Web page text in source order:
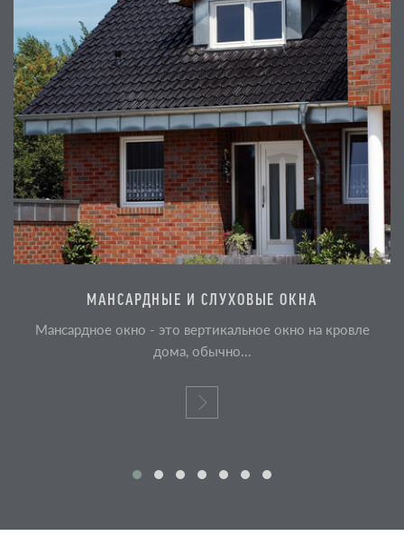
МАНСАРДНЫЕ И СЛУХОВЫЕ ОКНА
Мансардное окно - это вертикальное окно на кровле
дома, обычно...